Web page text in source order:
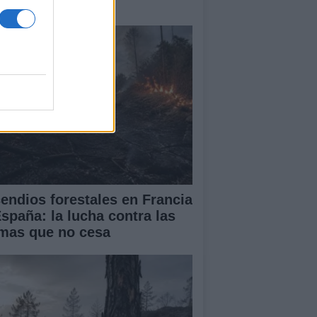
forestales en Francia
la lucha contra las
que no cesa